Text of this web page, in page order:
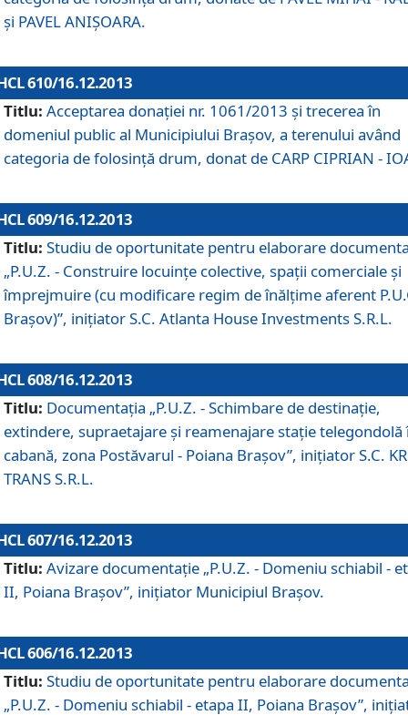
şi PAVEL ANIŞOARA.
610/16.12.2013
Titlu: Acceptarea donaţiei nr. 1061/2013 şi trecerea în
domeniul public al Municipiului Braşov, a terenului având
categoria de folosinţă drum, donat de CARP CIPRIAN -
609/16.12.2013
Titlu: Studiu de oportunitate pentru elaborare
„P.U.Z. - Construire locuinţe colective, spaţii comerciale şi
împrejmuire (cu modificare regim de înălţime aferent
Braşov)”, iniţiator S.C. Atlanta House Investments S.R.L.
608/16.12.2013
Titlu: Documentaţia „P.U.Z. - Schimbare de destinaţie,
extindere, supraetajare şi reamenajare staţie telegondolă
cabană, zona Postăvarul - Poiana Braşov”, iniţiator S.C.
TRANS S.R.L.
607/16.12.2013
Titlu: Avizare documentaţie „P.U.Z. - Domeniu schiabil -
II, Poiana Braşov”, iniţiator Municipiul Braşov.
606/16.12.2013
Titlu: Studiu de oportunitate pentru elaborare
„P.U.Z. - Domeniu schiabil - etapa II, Poiana Braşov”,